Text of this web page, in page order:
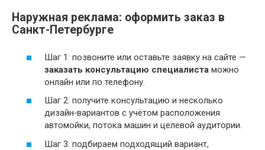
Наружная реклама: оформить заказ в
Санкт-Петербурге
Шаг 1: позвоните или оставьте заявку на сайте —
заказать консультацию специалиста можно
онлайн или по телефону.
Шаг 2: получите консультацию и несколько
дизайн‑вариантов с учётом расположения
автомойки, потока машин и целевой аудитории.
Шаг 3: подбираем подходящий вариант,